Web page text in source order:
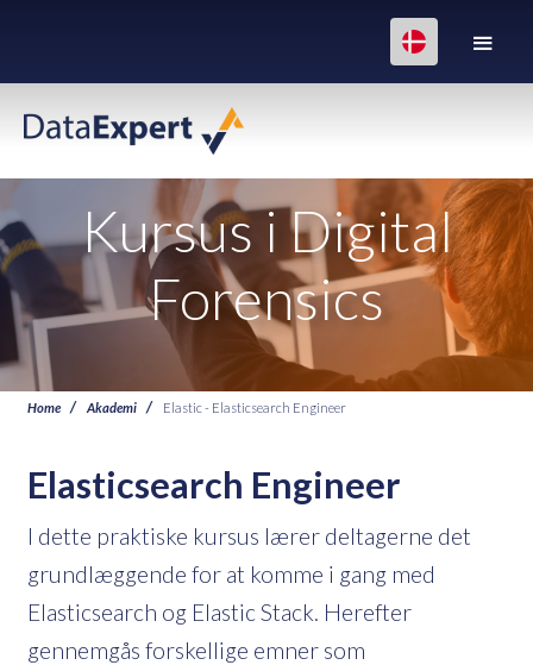
Kursus i Digital
Forensics
Home Akademi Elastic - Elasticsearch Engineer
Elasticsearch Engineer
I dette praktiske kursus lærer deltagerne det
grundlæggende for at komme i gang med
Elasticsearch og Elastic Stack. Herefter
gennemgås forskellige emner som